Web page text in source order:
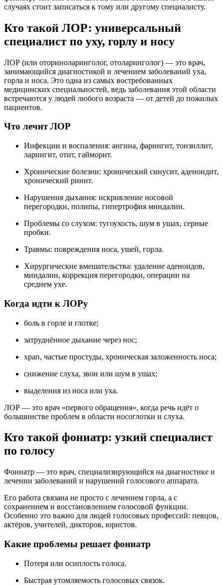
случаях стоит записаться к тому или другому специалисту.
Кто такой ЛОР: универсальный
специалист по уху, горлу и носу
ЛОР (или оториноларинголог, отоларинголог) — это врач,
занимающийся диагностикой и лечением заболеваний уха,
горла и носа. Это одна из самых востребованных
медицинских специальностей, ведь заболевания этой области
встречаются у людей любого возраста — от детей до пожилых
пациентов.
Что лечит ЛОР
Инфекции и воспаления: ангина, фарингит, тонзиллит,
ларингит, отит, гайморит.
Хронические болезни: хронический синусит, аденоидит,
хронический ринит.
Нарушения дыхания: искривление носовой
перегородки, полипы, гипертрофия миндалин.
Проблемы со слухом: тугоухость, шум в ушах, серные
пробки.
Травмы: повреждения носа, ушей, горла.
Хирургические вмешательства: удаление аденоидов,
миндалин, коррекция перегородки, операции на
среднем ухе.
Когда идти к ЛОРу
боль в горле и глотке;
затруднённое дыхание через нос;
храп, частые простуды, хроническая заложенность носа;
снижение слуха, звон или шум в ушах;
выделения из носа или уха.
ЛОР — это врач «первого обращения», когда речь идёт о
большинстве проблем в области носоглотки и слуха.
Кто такой фониатр: узкий специалист
по голосу
Фониатр — это врач, специализирующийся на диагностике и
лечении заболеваний и нарушений голосового аппарата.
Его работа связана не просто с лечением горла, а с
сохранением и восстановлением голосовой функции.
Особенно это важно для людей голосовых профессий: певцов,
актёров, учителей, дикторов, юристов.
Какие проблемы решает фониатр
Потеря или осиплость голоса.
Быстрая утомляемость голосовых связок.